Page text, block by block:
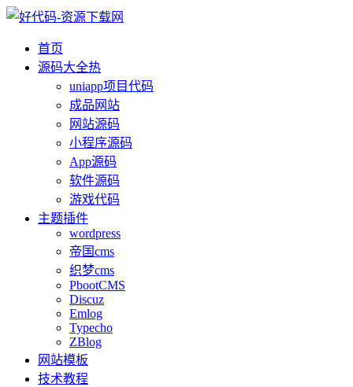
首页
源码大全热
uniapp项目代码
成品网站
网站源码
小程序源码
App源码
软件源码
游戏代码
主题插件
wordpress
帝国cms
织梦cms
PbootCMS
Discuz
Emlog
Typecho
ZBlog
网站模板
技术教程